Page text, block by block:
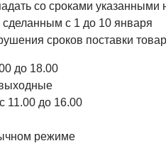
со сроками указанными
с 1 до 10 января
сроков поставки
до 18.00
11.00 до 16.00
режиме